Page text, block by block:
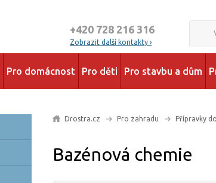
+420 728 216 316
Zobrazit další kontakty ›
Pro domácnost Pro děti Pro stavbu a dům
Drostra.cz Pro zahradu Přípravky
Bazénová chemie